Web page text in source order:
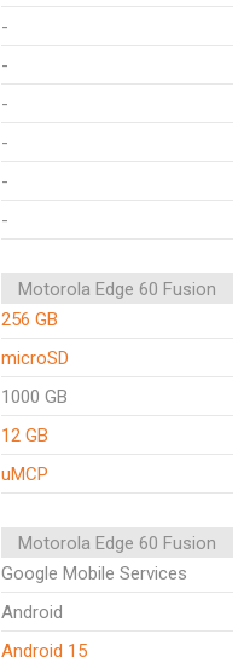
-
-
-
-
-
-
Motorola Edge 60 Fusion
256 GB
microSD
1000 GB
12 GB
uMCP
Motorola Edge 60 Fusion
Google Mobile Services
Android
Android 15